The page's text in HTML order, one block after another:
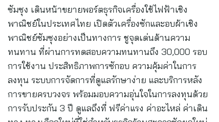
ซัมซุง เดินหน้าขยายพอร์ตธุรกิจเครื่องใช้ไฟฟ้าเชิง
พาณิชย์ในประเทศไทย เปิดตัวเครื่องซักและอบผ้าเชิง
พาณิชย์ซัมซุงอย่างเป็นทางการ ชูจุดเด่นด้านความ
ทนทาน ที่ผ่านการทดสอบความทนทานถึง 30,000 รอบ
การใช้งาน ประสิทธิภาพการซักอบ ความคุ้มค่าในการ
ลงทุน ระบบการจัดการที่ดูแลรักษาง่าย และบริการหลัง
การขายครบวงจร พร้อมมอบความอุ่นใจในการลงทุนด้วย
การรับประกัน 3 ปี ดูแลถึงที่ ฟรีค่าแรง ค่าอะไหล่ ค่าเดิน